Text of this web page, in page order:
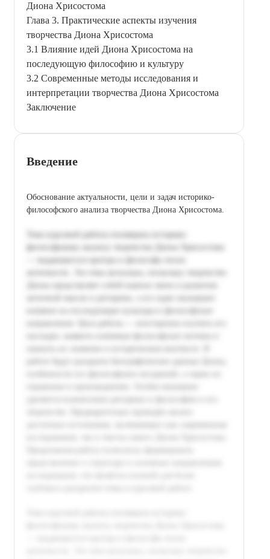
Диона Хрисостома
Глава 3. Практические аспекты изучения
творчества Диона Хрисостома
3.1 Влияние идей Диона Хрисостома на
последующую философию и культуру
3.2 Современные методы исследования и
интерпретации творчества Диона Хрисостома
Заключение
Введение
Обоснование актуальности, цели и задач историко-
философского анализа творчества Диона Хрисостома.